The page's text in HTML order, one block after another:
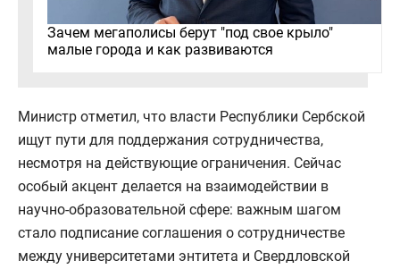
Зачем мегаполисы берут "под свое крыло"
малые города и как развиваются
Министр отметил, что власти Республики Сербской
ищут пути для поддержания сотрудничества,
несмотря на действующие ограничения. Сейчас
особый акцент делается на взаимодействии в
научно‑образовательной сфере: важным шагом
стало подписание соглашения о сотрудничестве
между университетами энтитета и Свердловской